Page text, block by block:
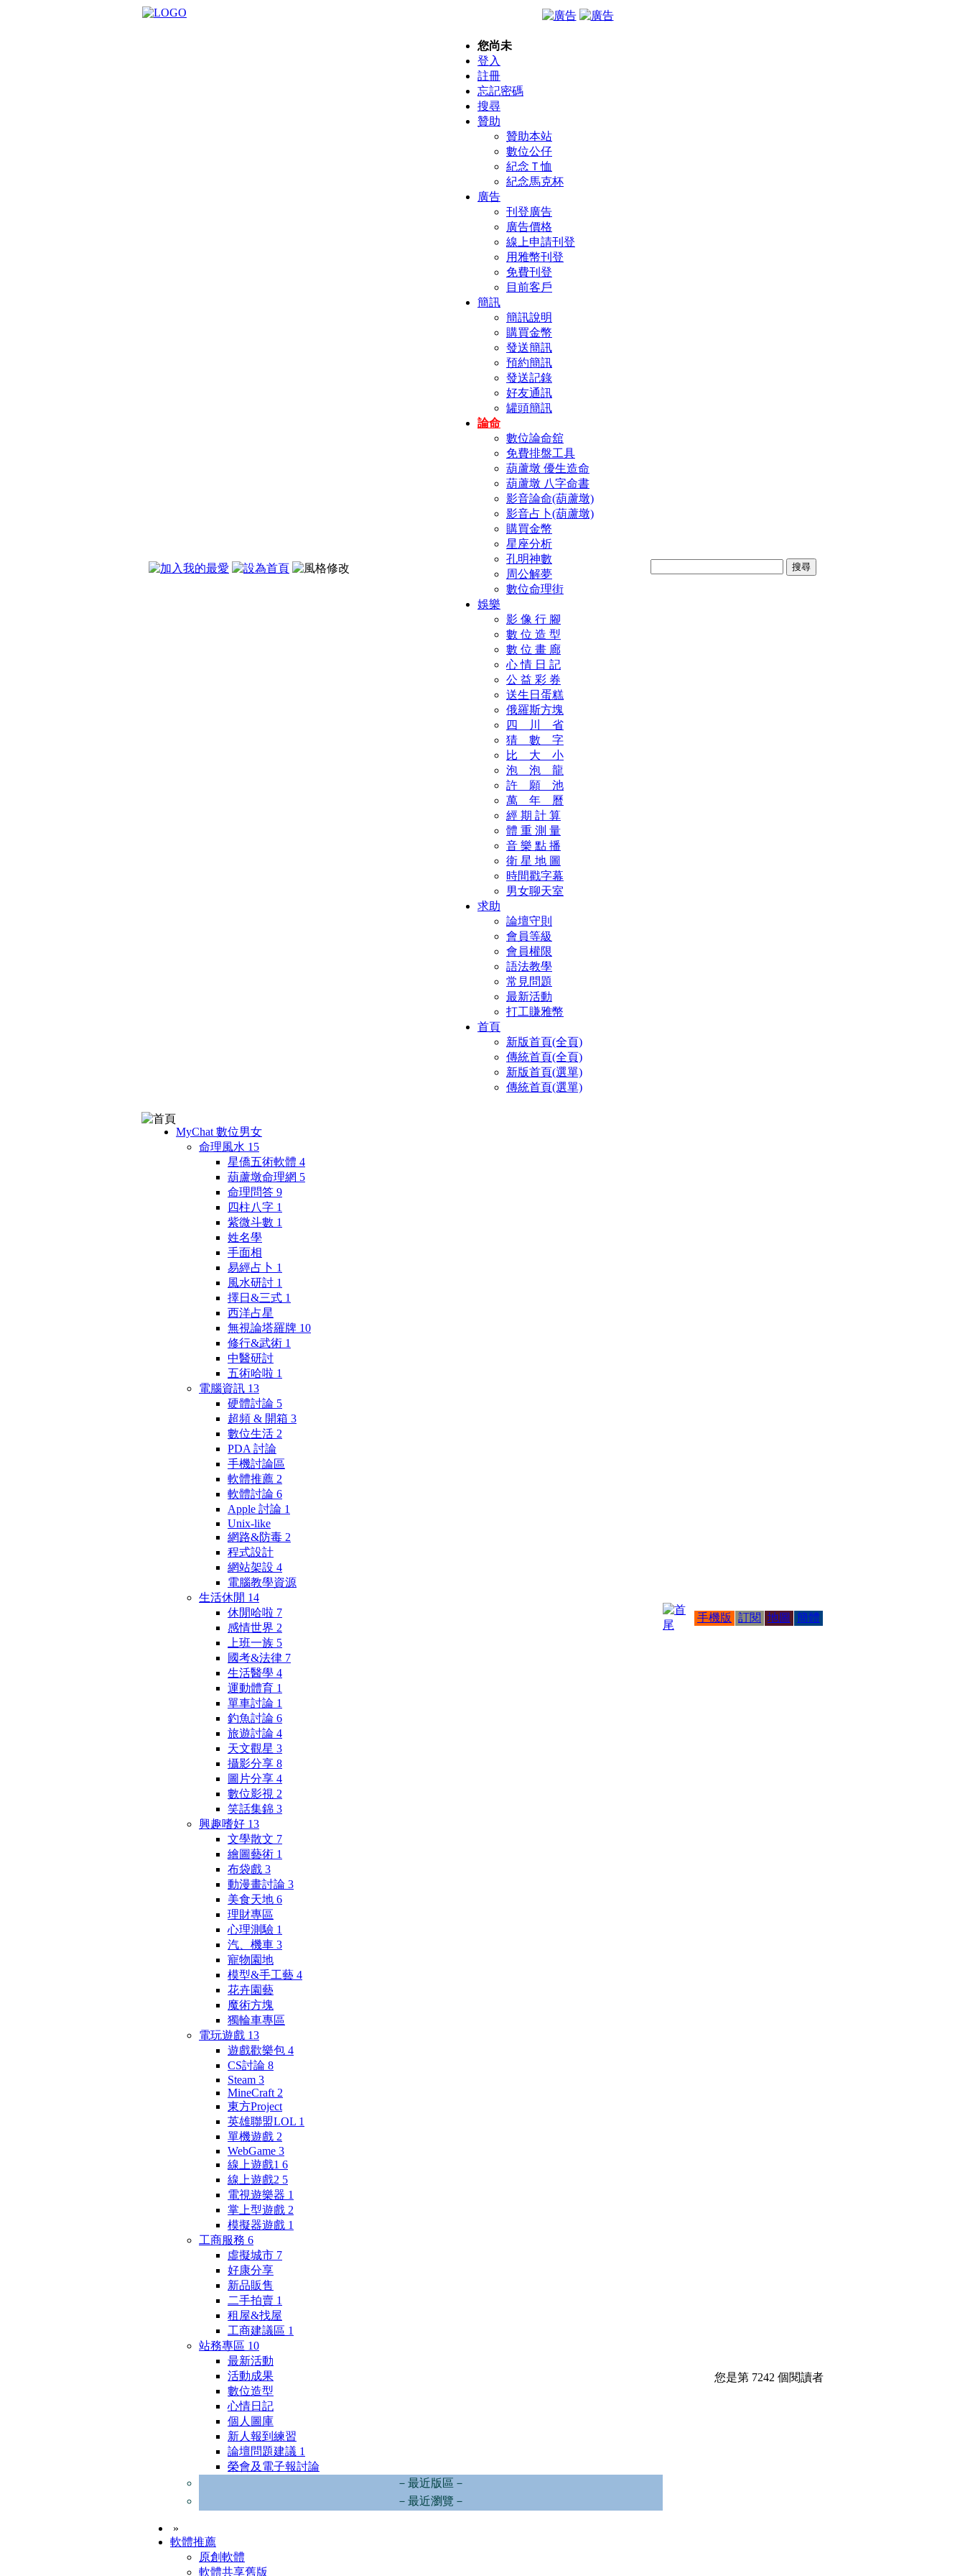
您尚未
登入
註冊
忘記密碼
搜尋
贊助
贊助本站
數位公仔
紀念Ｔ恤
紀念馬克杯
廣告
刊登廣告
廣告價格
線上申請刊登
用雅幣刊登
免費刊登
目前客戶
簡訊
簡訊說明
購買金幣
發送簡訊
預約簡訊
發送記錄
好友通訊
罐頭簡訊
論命
數位論命舘
免費排盤工具
葫蘆墩 優生造命
葫蘆墩 八字命書
影音論命(葫蘆墩)
影音占卜(葫蘆墩)
購買金幣
星座分析
孔明神數
周公解夢
數位命理街
娛樂
影 像 行 腳
數 位 造 型
數 位 畫 廊
心 情 日 記
公 益 彩 券
送生日蛋糕
俄羅斯方塊
四 川 省
猜 數 字
比 大 小
泡 泡 龍
許 願 池
萬 年 曆
經 期 計 算
體 重 測 量
音 樂 點 播
衛 星 地 圖
時間戳字幕
男女聊天室
求助
論壇守則
會員等級
會員權限
語法教學
常見問題
最新活動
打工賺雅幣
首頁
新版首頁(全頁)
傳統首頁(全頁)
新版首頁(選單)
傳統首頁(選單)
MyChat 數位男女
命理風水 15
星僑五術軟體 4
葫蘆墩命理網 5
命理問答 9
四柱八字 1
紫微斗數 1
姓名學
手面相
易經占卜 1
風水研討 1
擇日&三式 1
西洋占星
無視論塔羅牌 10
修行&武術 1
中醫研討
五術哈啦 1
電腦資訊 13
硬體討論 5
超頻 & 開箱 3
數位生活 2
PDA 討論
手機討論區
軟體推薦 2
軟體討論 6
Apple 討論 1
Unix-like
網路&防毒 2
程式設計
網站架設 4
電腦教學資源
生活休閒 14
休閒哈啦 7
感情世界 2
上班一族 5
國考&法律 7
生活醫學 4
運動體育 1
單車討論 1
釣魚討論 6
旅遊討論 4
天文觀星 3
攝影分享 8
圖片分享 4
數位影視 2
笑話集錦 3
興趣嗜好 13
文學散文 7
繪圖藝術 1
布袋戲 3
動漫畫討論 3
美食天地 6
理財專區
心理測驗 1
汽、機車 3
寵物園地
模型&手工藝 4
花卉園藝
魔術方塊
獨輪車專區
電玩遊戲 13
遊戲歡樂包 4
CS討論 8
Steam 3
MineCraft 2
東方Project
英雄聯盟LOL 1
單機遊戲 2
WebGame 3
線上遊戲1 6
線上遊戲2 5
電視遊樂器 1
掌上型遊戲 2
模擬器遊戲 1
工商服務 6
虛擬城市 7
好康分享
新品販售
二手拍賣 1
租屋&找屋
工商建議區 1
站務專區 10
最新活動
活動成果
數位造型
心情日記
個人圖庫
新人報到練習
論壇問題建議 1
榮會及電子報討論
－最近版區－
－最近瀏覽－
»
軟體推薦
原創軟體
軟體共享舊版
手機版 訂閱 地圖 簡體
您是第 7242 個閱讀者